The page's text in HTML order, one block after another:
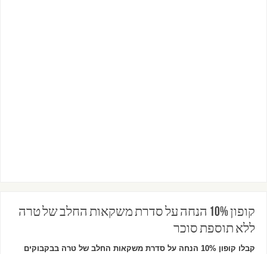
קופון 10% הנחה על סדרת משקאות החלב של טרה
ללא תוספת סוכר
קבלו קופון 10% הנחה על סדרת משקאות החלב של טרה בבקבוקים